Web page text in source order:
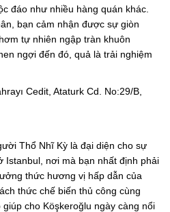
đáo như nhiều hàng quán khác.
bạn cảm nhận được sự giòn
tự nhiên ngập tràn khuôn
ngợi đến đó, quả là trải nghiệm
Cedit, Ataturk Cd. No:29/B,
Thổ Nhĩ Kỳ là đại diện cho sự
Istanbul, nơi mà bạn nhất định phải
thức hương vị hấp dẫn của
thức chế biến thủ công cùng
cho Köşkeroğlu ngày càng nổi